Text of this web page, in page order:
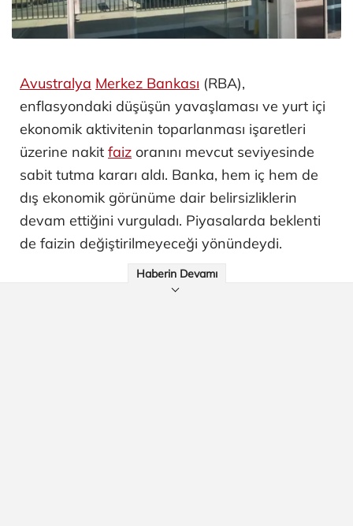
Avustralya Merkez Bankası (RBA),
enflasyondaki düşüşün yavaşlaması ve yurt içi
ekonomik aktivitenin toparlanması işaretleri
üzerine nakit faiz oranını mevcut seviyesinde
sabit tutma kararı aldı. Banka, hem iç hem de
dış ekonomik görünüme dair belirsizliklerin
devam ettiğini vurguladı. Piyasalarda beklenti
de faizin değiştirilmeyeceği yönündeydi.
Haberin Devamı